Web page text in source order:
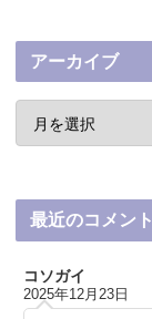
アーカイブ
最近のコメント
コソガイ
2025年12月23日